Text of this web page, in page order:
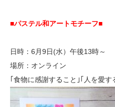
■パステル和アートモチーフ■
日時：6月9日(水）午後13時～
場所：オンライン
｢食物に感謝すること｣｢人を愛す